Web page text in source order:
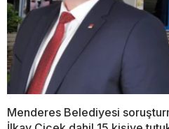
Menderes Belediyesi